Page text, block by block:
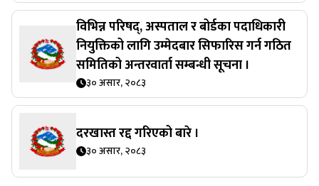
विभिन्न परिषद्, अस्पताल र बोर्डका पदाधिकारी
नियुक्तिको लागि उम्मेदबार सिफारिस गर्न गठित
समितिको अन्तरवार्ता सम्बन्धी सूचना ।
३० असार, २०८३
दरखास्त रद्द गरिएको बारे ।
३० असार, २०८३